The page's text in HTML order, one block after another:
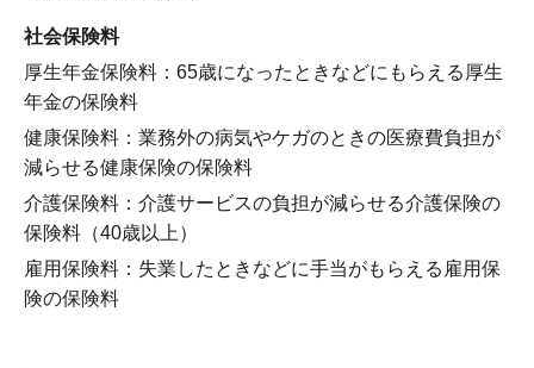
社会保険料
厚生年金保険料：65歳になったときなどにもらえる厚生
年金の保険料
健康保険料：業務外の病気やケガのときの医療費負担が
減らせる健康保険の保険料
介護保険料：介護サービスの負担が減らせる介護保険の
保険料（40歳以上）
雇用保険料：失業したときなどに手当がもらえる雇用保
険の保険料